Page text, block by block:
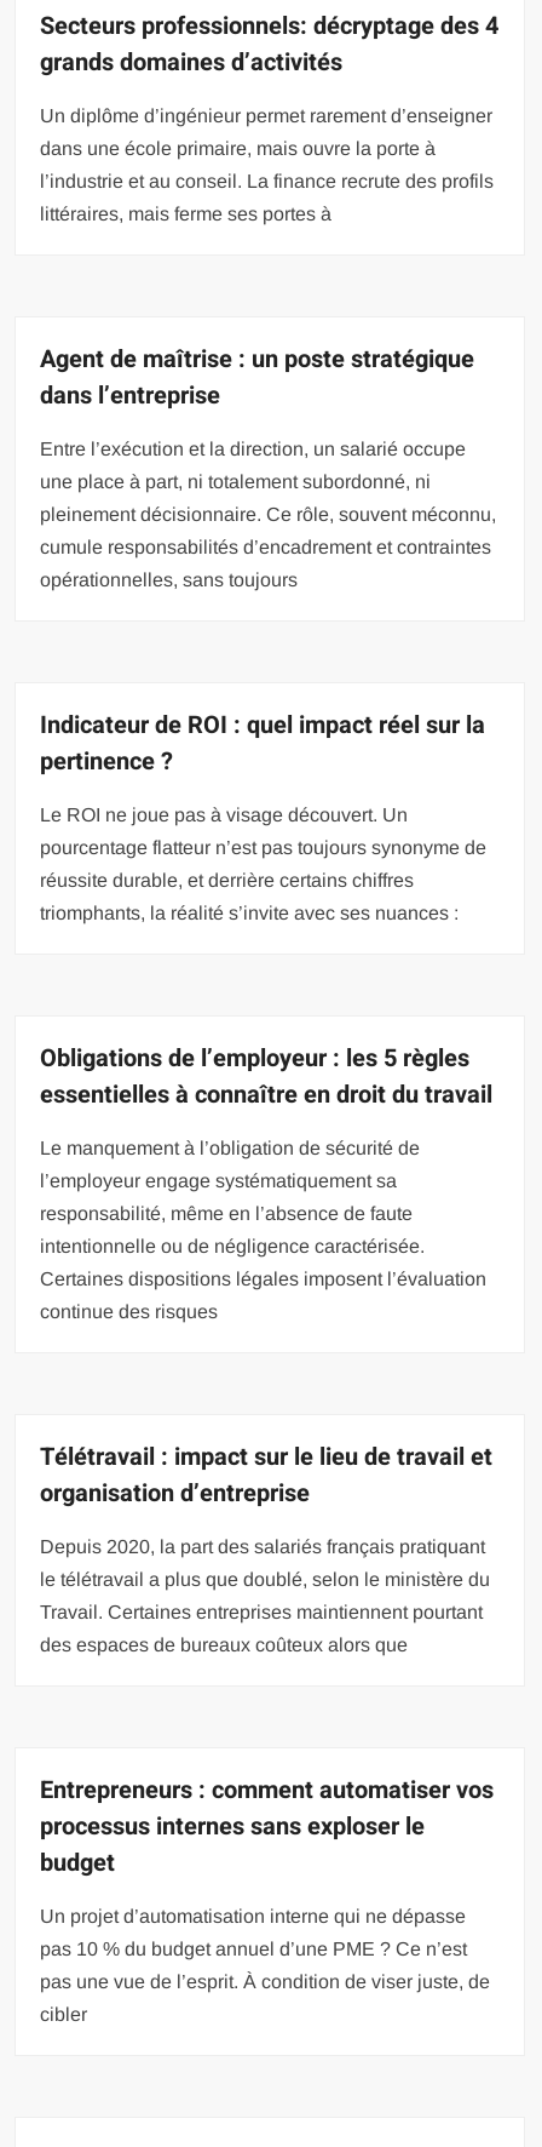
Secteurs professionnels: décryptage des 4
grands domaines d’activités
Un diplôme d’ingénieur permet rarement d’enseigner
dans une école primaire, mais ouvre la porte à
l’industrie et au conseil. La finance recrute des profils
littéraires, mais ferme ses portes à
Agent de maîtrise : un poste stratégique
dans l’entreprise
Entre l’exécution et la direction, un salarié occupe
une place à part, ni totalement subordonné, ni
pleinement décisionnaire. Ce rôle, souvent méconnu,
cumule responsabilités d’encadrement et contraintes
opérationnelles, sans toujours
Indicateur de ROI : quel impact réel sur la
pertinence ?
Le ROI ne joue pas à visage découvert. Un
pourcentage flatteur n’est pas toujours synonyme de
réussite durable, et derrière certains chiffres
triomphants, la réalité s’invite avec ses nuances :
Obligations de l’employeur : les 5 règles
essentielles à connaître en droit du travail
Le manquement à l’obligation de sécurité de
l’employeur engage systématiquement sa
responsabilité, même en l’absence de faute
intentionnelle ou de négligence caractérisée.
Certaines dispositions légales imposent l’évaluation
continue des risques
Télétravail : impact sur le lieu de travail et
organisation d’entreprise
Depuis 2020, la part des salariés français pratiquant
le télétravail a plus que doublé, selon le ministère du
Travail. Certaines entreprises maintiennent pourtant
des espaces de bureaux coûteux alors que
Entrepreneurs : comment automatiser vos
processus internes sans exploser le
budget
Un projet d’automatisation interne qui ne dépasse
pas 10 % du budget annuel d’une PME ? Ce n’est
pas une vue de l’esprit. À condition de viser juste, de
cibler